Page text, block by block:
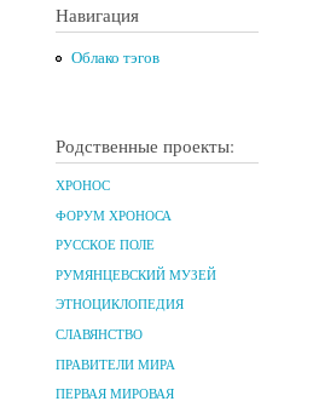
Навигация
Облако тэгов
Родственные проекты:
ХРОНОС
ФОРУМ ХРОНОСА
РУССКОЕ ПОЛЕ
РУМЯНЦЕВСКИЙ МУЗЕЙ
ЭТНОЦИКЛОПЕДИЯ
СЛАВЯНСТВО
ПРАВИТЕЛИ МИРА
ПЕРВАЯ МИРОВАЯ